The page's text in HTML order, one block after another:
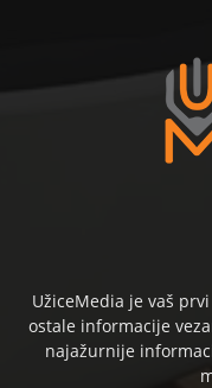
UžiceMedia je vaš
ostale informacije
najažurnije